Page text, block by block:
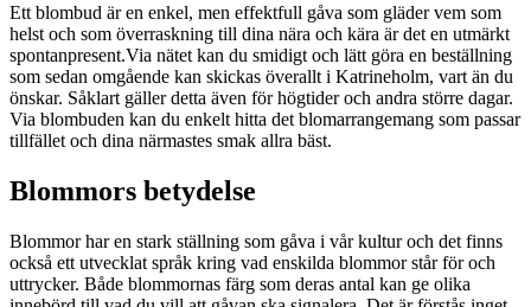
Ett blombud är en enkel, men effektfull gåva som gläder vem som
helst och som överraskning till dina nära och kära är det en utmärkt
spontanpresent.Via nätet kan du smidigt och lätt göra en beställning
som sedan omgående kan skickas överallt i Katrineholm, vart än du
önskar. Såklart gäller detta även för högtider och andra större dagar.
Via blombuden kan du enkelt hitta det blomarrangemang som passar
tillfället och dina närmastes smak allra bäst.
Blommors betydelse
Blommor har en stark ställning som gåva i vår kultur och det finns
också ett utvecklat språk kring vad enskilda blommor står för och
uttrycker. Både blommornas färg som deras antal kan ge olika